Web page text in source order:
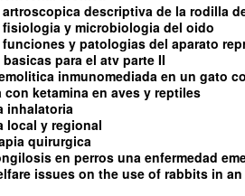
descriptiva de la rodilla
fisiologia y microbiologia del oido
y patologias del aparato
para el atv parte II
inmunomediada en un gato
con ketamina en aves y reptiles
inhalatoria
local y regional
quirurgica
en perros una enfermedad
issues on the use of rabbits in